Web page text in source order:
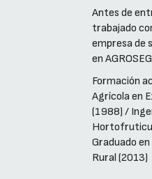
Antes de
trabajado
empresa de
en
Formación
Agrícola en
(1988) /
Graduado
Rural (2013)